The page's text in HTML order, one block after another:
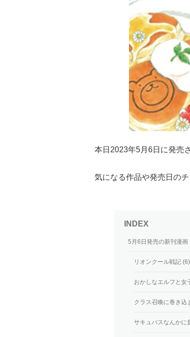
本日2023年5月6日に発売
気になる作品や発売日の
5月6日発売の新刊漫画
リオンクール戦記 (6)
おかしなエルフと女
クラス召喚に巻き込
サキュバスなんかに